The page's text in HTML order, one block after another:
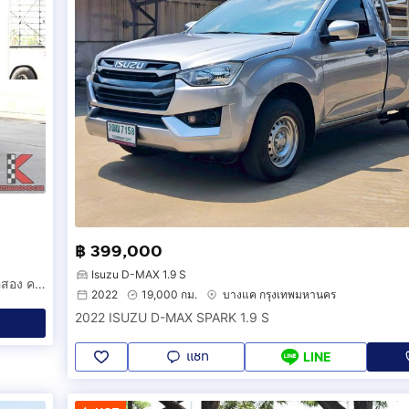
Toyota Hilux Revo 2.4 Single Cab Entry ปี 2022 กระบะคอกมือสอง คอกสแตนเลส พื้นเรียบกันลื่น ไมล์แท้ 30,000 กม. รหัสสินค้า EAAC
฿ 399,000
Isuzu D-MAX 1.9 S
2022
19,000 กม. บางแค กรุงเทพมหานคร
2022 ISUZU D-MAX SPARK 1.9 S
แชท LINE